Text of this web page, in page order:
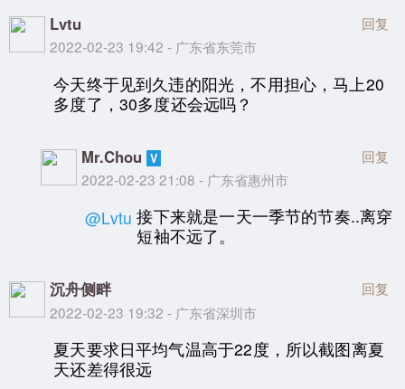
Lvtu
2022-02-23 19:42 - 广东省东莞市
回复
今天终于见到久违的阳光，不用担心，马上20
多度了，30多度还会远吗？
Mr.Chou
2022-02-23 21:08 - 广东省惠州市
回复
@Lvtu 接下来就是一天一季节的节奏..离穿
短袖不远了。
沉舟侧畔
2022-02-23 19:32 - 广东省深圳市
回复
夏天要求日平均气温高于22度，所以截图离夏
天还差得很远